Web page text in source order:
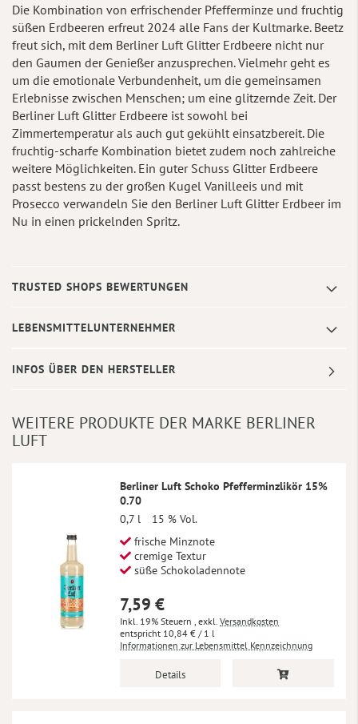
Die Kombination von erfrischender Pfefferminze und fruchtig
süßen Erdbeeren erfreut 2024 alle Fans der Kultmarke. Beetz
freut sich, mit dem Berliner Luft Glitter Erdbeere nicht nur
den Gaumen der Genießer anzusprechen. Vielmehr geht es
um die emotionale Verbundenheit, um die gemeinsamen
Erlebnisse zwischen Menschen; um eine glitzernde Zeit. Der
Berliner Luft Glitter Erdbeere ist sowohl bei
Zimmertemperatur als auch gut gekühlt einsatzbereit. Die
fruchtig-scharfe Kombination bietet zudem noch zahlreiche
weitere Möglichkeiten. Ein guter Schuss Glitter Erdbeere
passt bestens zu der großen Kugel Vanilleeis und mit
Prosecco verwandeln Sie den Berliner Luft Glitter Erdbeer im
Nu in einen prickelnden Spritz.
TRUSTED SHOPS BEWERTUNGEN
LEBENSMITTELUNTERNEHMER
INFOS ÜBER DEN HERSTELLER
WEITERE PRODUKTE DER MARKE BERLINER
LUFT
Berliner Luft Schoko Pfefferminzlikör 15%
0.70
0,7 l
15 % Vol.
frische Minznote
cremige Textur
süße Schokoladennote
7,59 €
Inkl. 19% Steuern , exkl. Versandkosten
10,84 € / 1 l
Informationen zur Lebensmittel Kennzeichnung
Details